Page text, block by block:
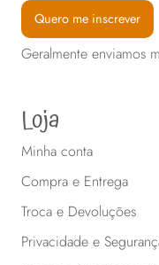
página
do
Quero me inscrever
Geralmente enviamos
Loja
Minha conta
Compra e Entrega
Troca e Devoluções
Privacidade e